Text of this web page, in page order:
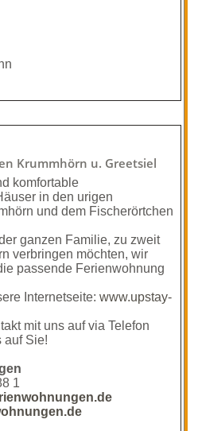
Krummhörn u. Greetsiel
komfortable
in den urigen
und dem Fischerörtchen
ganzen Familie, zu zweit
verbringen möchten, wir
passende Ferienwohnung
Internetseite:www.upstay-
mit uns auf via Telefon
auf Sie!
1